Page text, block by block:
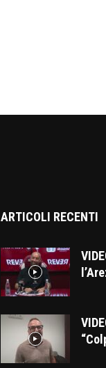
ARTICOLI RECENTI